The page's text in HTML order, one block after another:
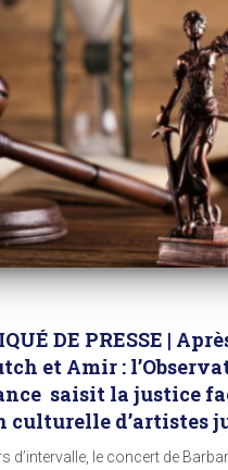
DE PRESSE |
et Amir :
saisit la justice
culturelle d’artistes
d’intervalle, le concert de